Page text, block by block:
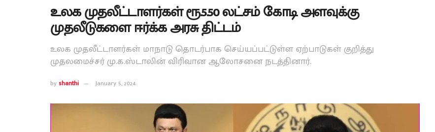
உலக முதலீட்டாளர்கள் ரூ.5.50 லட்சம் கோடி அளவுக்கு
முதலீடுகளை ஈர்க்க அரசு திட்டம்
உலக முதலீட்டாளர்கள் மாநாடு தொடர்பாக செய்யப்பட்டுள்ள ஏற்பாடுகள் குறித்து
முதலமைச்சர் மு.க.ஸ்டாலின் விரிவான ஆலோசனை நடத்தினார்.
byshanthi January 5, 2024